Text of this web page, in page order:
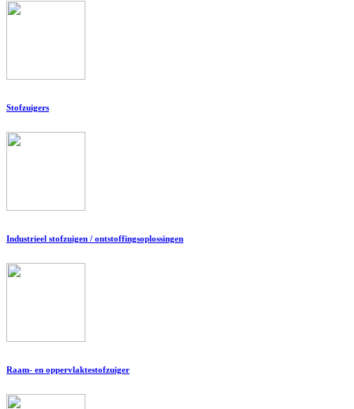
Stofzuigers
Industrieel stofzuigen / ontstoffingsoplossingen
Raam- en oppervlaktestofzuiger